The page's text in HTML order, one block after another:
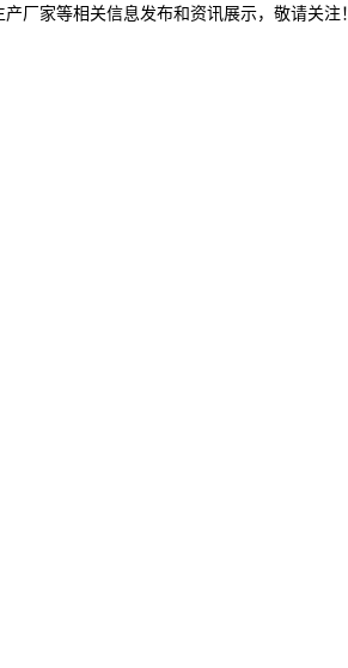
厂家等相关信息发布和资讯展示，敬请关注！